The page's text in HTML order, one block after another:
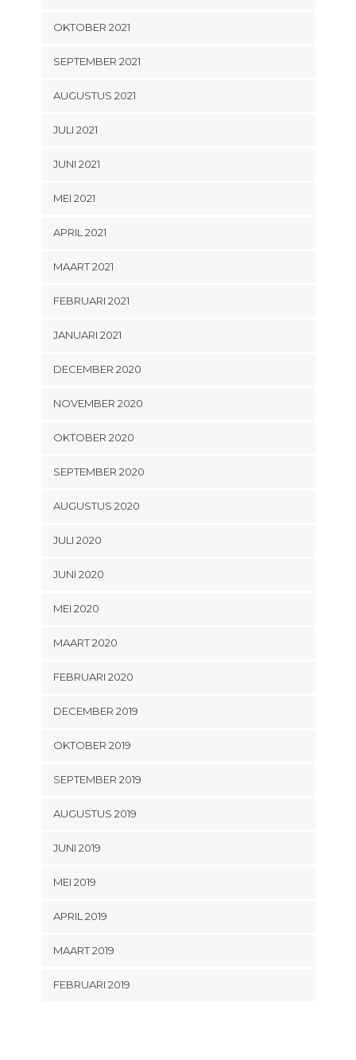
OKTOBER 2021
SEPTEMBER 2021
AUGUSTUS 2021
JULI 2021
JUNI 2021
MEI 2021
APRIL 2021
MAART 2021
FEBRUARI 2021
JANUARI 2021
DECEMBER 2020
NOVEMBER 2020
OKTOBER 2020
SEPTEMBER 2020
AUGUSTUS 2020
JULI 2020
JUNI 2020
MEI 2020
MAART 2020
FEBRUARI 2020
DECEMBER 2019
OKTOBER 2019
SEPTEMBER 2019
AUGUSTUS 2019
JUNI 2019
MEI 2019
APRIL 2019
MAART 2019
FEBRUARI 2019